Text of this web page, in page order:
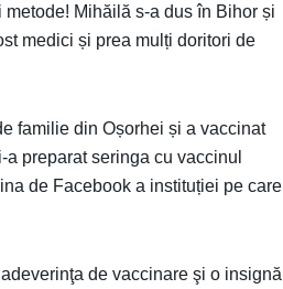
Mihăilă s-a dus în Bihor și
medici și prea mulți doritori de
familie din Oșorhei și a vaccinat
preparat seringa cu vaccinul
de Facebook a instituției pe care
de vaccinare şi o insignă